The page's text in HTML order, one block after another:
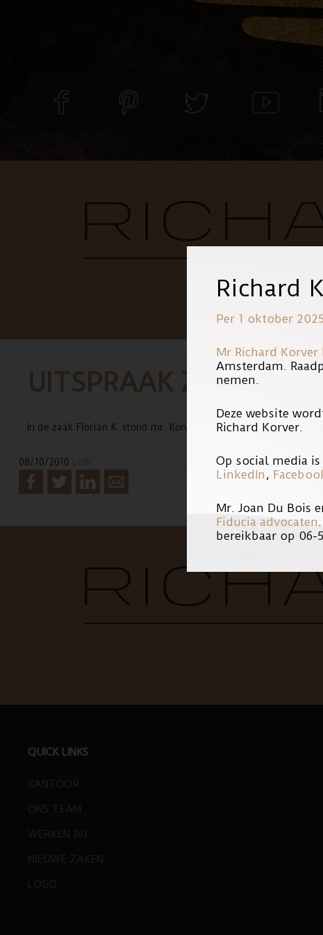
UITSPRAAK ZAAK
In de zaak Florian K. stond mr. Korver een van de slachtoffers
08/10/2010 Link
FOOTER
QUICK LINKS
KANTOOR
ONS TEAM
WERKEN BIJ
NIEUWE ZAKEN
LOGO
Richard
Per 1 oktober
Mr Richard
Amsterdam.
nemen.
Deze website
Richard Korver.
Op social media
LinkedIn ,
Mr. Joan Du Bois
Fiducia advocaten
bereikbaar op 06-